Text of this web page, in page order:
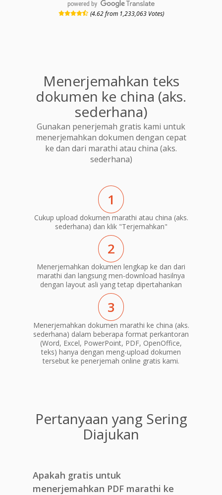
powered by
(4.62 from 1,233,063 Votes)
Menerjemahkan teks
dokumen ke china (aks.
sederhana)
Gunakan penerjemah gratis kami untuk
menerjemahkan dokumen dengan cepat
ke dan dari marathi atau china (aks.
sederhana)
1
Cukup upload dokumen marathi atau china (aks.
sederhana) dan klik "Terjemahkan"
2
Menerjemahkan dokumen lengkap ke dan dari
marathi dan langsung men-download hasilnya
dengan layout asli yang tetap dipertahankan
3
Menerjemahkan dokumen marathi ke china (aks.
sederhana) dalam beberapa format perkantoran
(Word, Excel, PowerPoint, PDF, OpenOffice,
teks) hanya dengan meng-upload dokumen
tersebut ke penerjemah online gratis kami.
Pertanyaan yang Sering
Diajukan
Apakah gratis untuk
menerjemahkan PDF marathi ke